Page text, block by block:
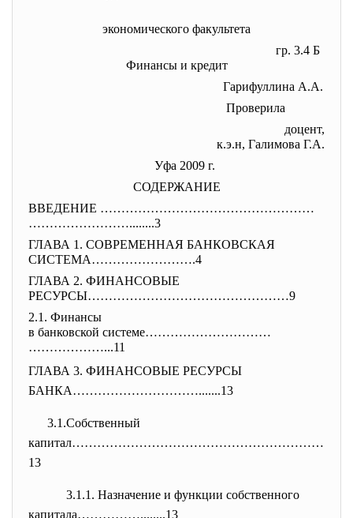
экономического факультета
гр. 3.4 Б
Финансы и кредит
Гарифуллина А.А.
Проверила
доцент,
к.э.н, Галимова Г.А.
Уфа 2009 г.
СОДЕРЖАНИЕ
ВВЕДЕНИЕ ……………………………………………
……………………........3
ГЛАВА 1. СОВРЕМЕННАЯ БАНКОВСКАЯ
СИСТЕМА…………………….4
ГЛАВА 2. ФИНАНСОВЫЕ
РЕСУРСЫ…………………………………………9
2.1. Финансы
в банковской системе…………………………
………………...11
ГЛАВА 3. ФИНАНСОВЫЕ РЕСУРСЫ
БАНКА………………………….......13
3.1.Собственный
капитал……………………………………………………
13
3.1.1. Назначение и функции собственного
капитала……………........13